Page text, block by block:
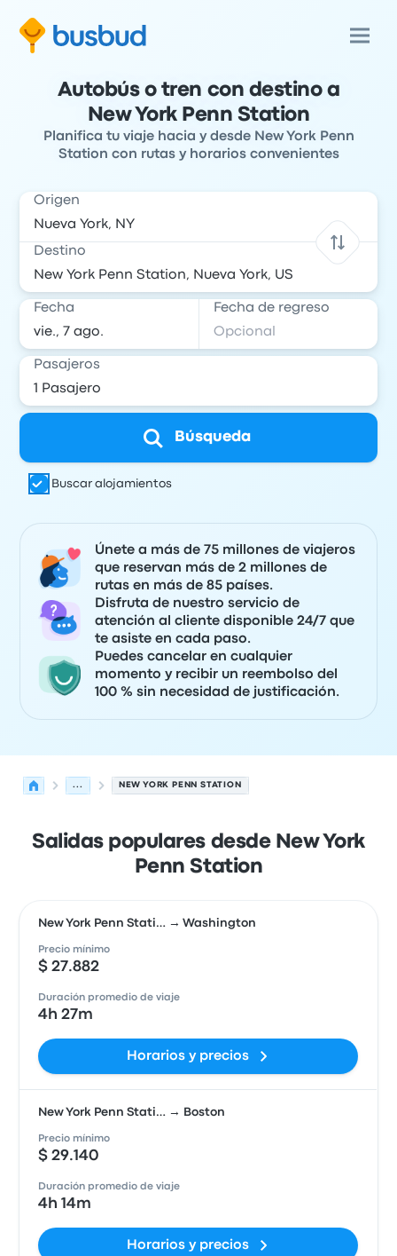
Autobús o tren con destino a
New York Penn Station
Planifica tu viaje hacia y desde New York Penn
Station con rutas y horarios convenientes
Origen
Destino
Fecha Fecha de regreso
Pasajeros
Búsqueda
Buscar alojamientos
Únete a más de 75 millones de viajeros
que reservan más de 2 millones de
rutas en más de 85 países.
Disfruta de nuestro servicio de
atención al cliente disponible 24/7 que
te asiste en cada paso.
Puedes cancelar en cualquier
momento y recibir un reembolso del
100 % sin necesidad de justificación.
... NEW YORK PENN STATION
Salidas populares desde New York
Penn Station
New York Penn Stati… → Washington
Precio mínimo
$ 27.882
Duración promedio de viaje
4h 27m
Horarios y precios
New York Penn Stati… → Boston
Precio mínimo
$ 29.140
Duración promedio de viaje
4h 14m
Horarios y precios